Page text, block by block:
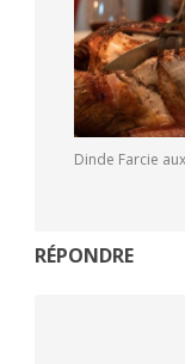
Dinde Farcie
RÉPONDRE